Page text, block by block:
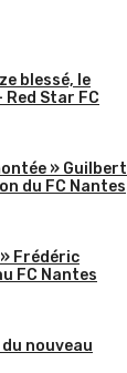
blessé, le
Star FC
» Guilbert
du FC Nantes
» Frédéric
FC Nantes
nouveau